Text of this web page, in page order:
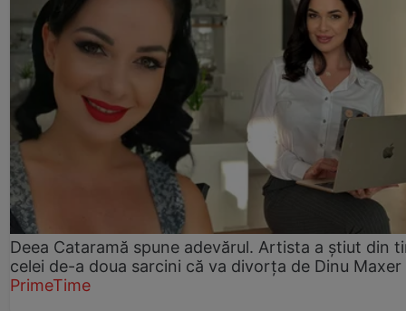
Deea Cataramă spune adevărul. Artista a știut din
celei de-a doua sarcini că va divorța de Dinu Maxer
PrimeTime